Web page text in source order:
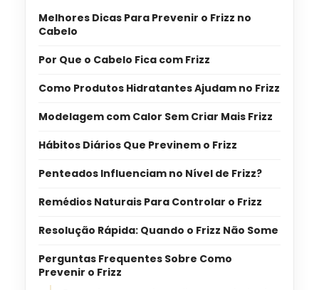
Melhores Dicas Para Prevenir o Frizz no
Cabelo
Por Que o Cabelo Fica com Frizz
Como Produtos Hidratantes Ajudam no Frizz
Modelagem com Calor Sem Criar Mais Frizz
Hábitos Diários Que Previnem o Frizz
Penteados Influenciam no Nível de Frizz?
Remédios Naturais Para Controlar o Frizz
Resolução Rápida: Quando o Frizz Não Some
Perguntas Frequentes Sobre Como
Prevenir o Frizz